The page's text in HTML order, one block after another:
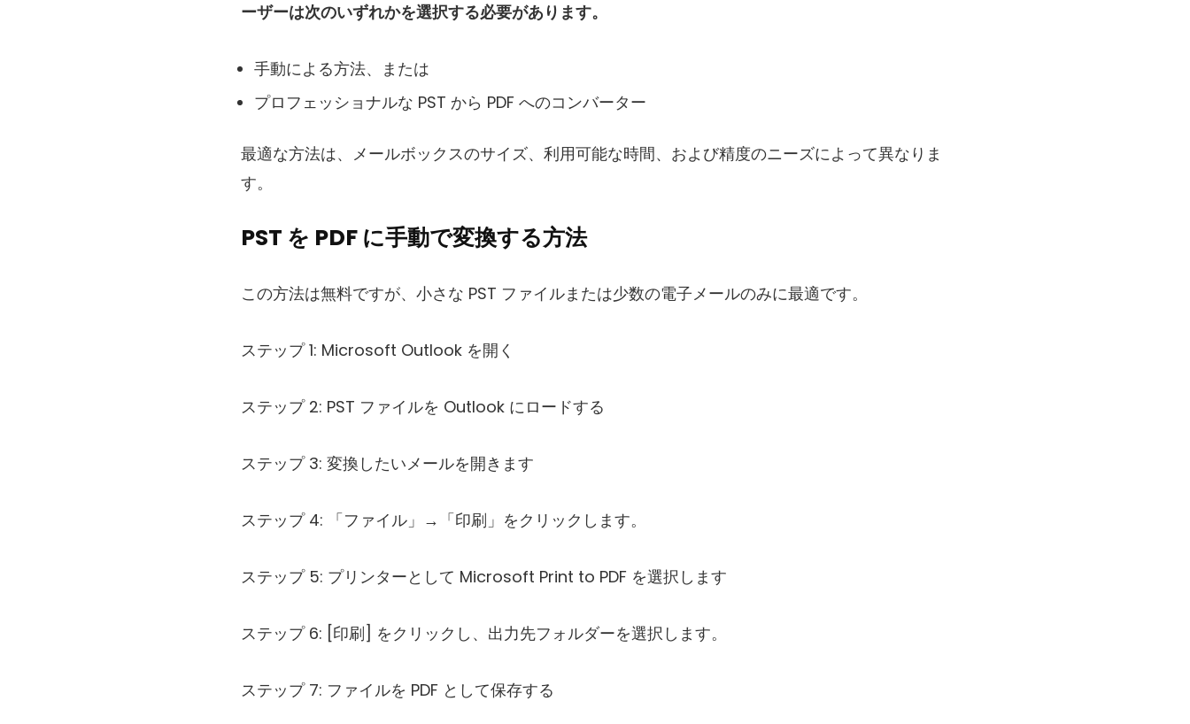
ーザーは次のいずれかを選択する必要があります。
手動による方法、または
プロフェッショナルな PST から PDF へのコンバーター
最適な方法は、メールボックスのサイズ、利用可能な時間、および精度のニーズによって異なりま
す。
PST を PDF に手動で変換する方法
この方法は無料ですが、小さな PST ファイルまたは少数の電子メールのみに最適です。
ステップ 1: Microsoft Outlook を開く
ステップ 2: PST ファイルを Outlook にロードする
ステップ 3: 変換したいメールを開きます
ステップ 4: 「ファイル」→「印刷」をクリックします。
ステップ 5: プリンターとして Microsoft Print to PDF を選択します
ステップ 6: [印刷] をクリックし、出力先フォルダーを選択します。
ステップ 7: ファイルを PDF として保存する